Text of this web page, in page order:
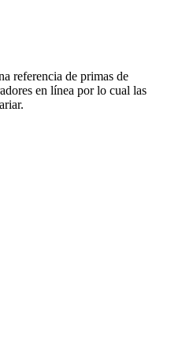
referencia de primas de
en línea por lo cual las